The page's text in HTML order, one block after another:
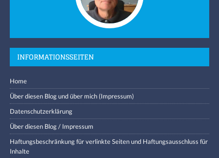
INFORMATIONSSEITEN
Home
Über diesen Blog und über mich (Impressum)
Datenschutzerklärung
Über diesen Blog / Impressum
Haftungsbeschränkung für verlinkte Seiten und Haftungsausschluss für
Inhalte